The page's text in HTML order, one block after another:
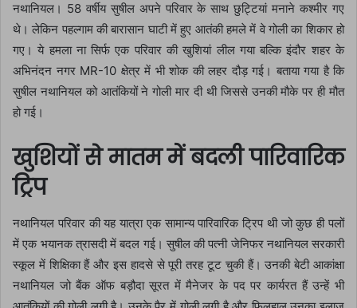
नथानियल। 58 वर्षीय सुषील अपने परिवार के साथ छुट्टियां मनाने कश्मीर गए
थे। लेकिन पहल्गाम की बारासान घाटी में हुए आतंकी हमले में वे गोली का शिकार हो
गए। ये हमला ना सिर्फ एक परिवार की खुशियां लील गया बल्कि इंदौर शहर के
अभिनंदन नगर MR-10 क्षेत्र में भी शोक की लहर दौड़ गई। बताया गया है कि
सुषील नथानियल को आतंकियों ने गोली मार दी थी जिससे उनकी मौके पर ही मौत
हो गई।
खुशियों से मातम में बदली पारिवारिक
ट्रिप
नथानियल परिवार की यह यात्रा एक सामान्य पारिवारिक ट्रिप थी जो कुछ ही पलों
में एक भयानक त्रासदी में बदल गई। सुषील की पत्नी जेनिफर नथानियल सरकारी
स्कूल में शिक्षिका हैं और इस हादसे से पूरी तरह टूट चुकी हैं। उनकी बेटी आकांक्षा
नथानियल जो बैंक ऑफ बड़ौदा सूरत में मैनेजर के पद पर कार्यरत हैं उन्हें भी